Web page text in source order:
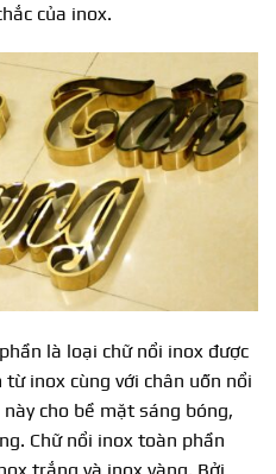
của inox.
là loại chữ nổi inox được
inox cùng với chân uốn nổi
cho bề mặt sáng bóng,
Chữ nổi inox toàn phần